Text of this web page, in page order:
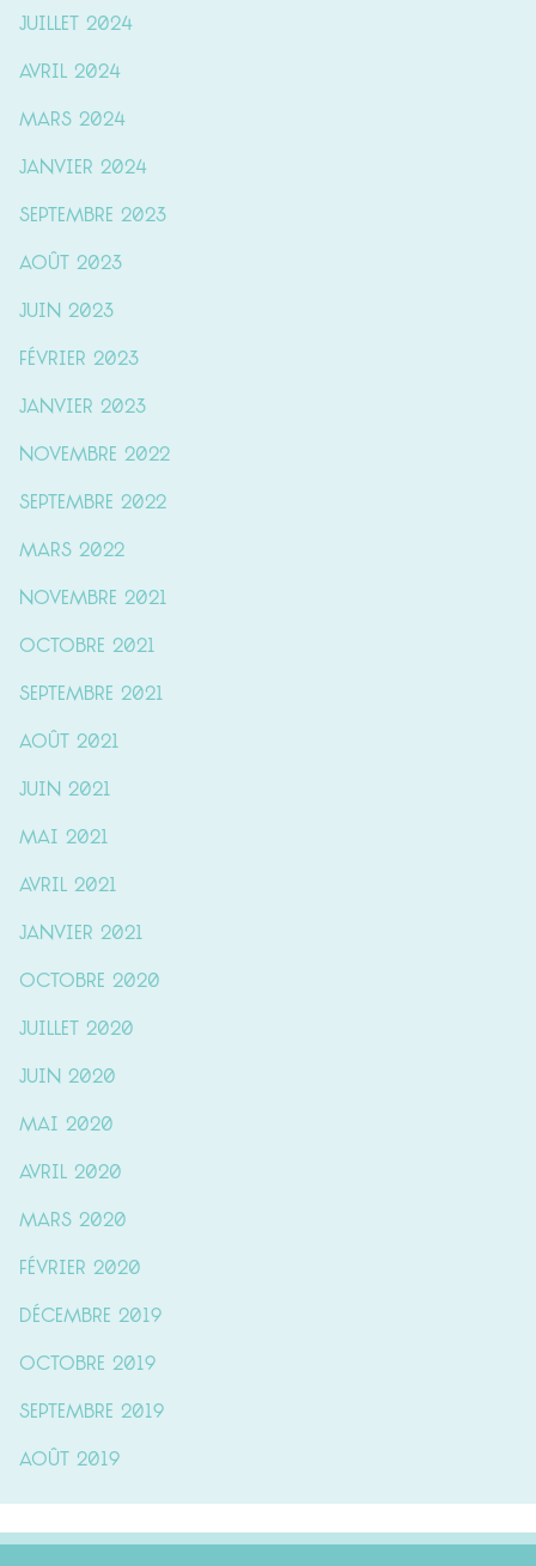
juillet 2024
avril 2024
mars 2024
janvier 2024
septembre 2023
août 2023
juin 2023
février 2023
janvier 2023
novembre 2022
septembre 2022
mars 2022
novembre 2021
octobre 2021
septembre 2021
août 2021
juin 2021
mai 2021
avril 2021
janvier 2021
octobre 2020
juillet 2020
juin 2020
mai 2020
avril 2020
mars 2020
février 2020
décembre 2019
octobre 2019
septembre 2019
août 2019